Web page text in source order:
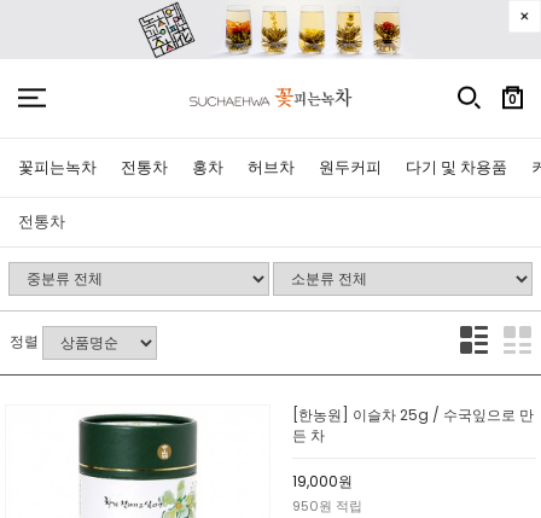
0
꽃피는녹차 전통차 홍차 허브차 원두커피 다기 및 차용품
전통차
정렬
[한농원] 이슬차 25g / 수국잎으로 만
든 차
19,000원
950원 적립